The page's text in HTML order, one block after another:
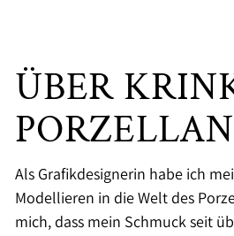
ÜBER
PORZELLAN
Als Grafikdesignerin habe ich
Modellieren in die Welt des
mich, dass mein Schmuck seit